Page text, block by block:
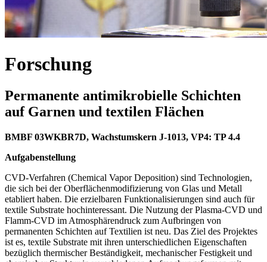
Forschung
Permanente antimikrobielle Schichten
auf Garnen und textilen Flächen
BMBF 03WKBR7D, Wachstumskern J-1013, VP4: TP 4.4
Aufgabenstellung
CVD-Verfahren (Chemical Vapor Deposition) sind Technologien,
die sich bei der Oberflächenmodifizierung von Glas und Metall
etabliert haben. Die erzielbaren Funktionalisierungen sind auch für
textile Substrate hochinteressant. Die Nutzung der Plasma-CVD und
Flamm-CVD im Atmosphärendruck zum Aufbringen von
permanenten Schichten auf Textilien ist neu. Das Ziel des Projektes
ist es, textile Substrate mit ihren unterschiedlichen Eigenschaften
bezüglich thermischer Beständigkeit, mechanischer Festigkeit und